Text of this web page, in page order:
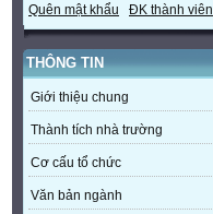
Quên mật khẩu ĐK thành viên
THÔNG TIN
Giới thiệu chung
Thành tích nhà trường
Cơ cấu tổ chức
Văn bản ngành